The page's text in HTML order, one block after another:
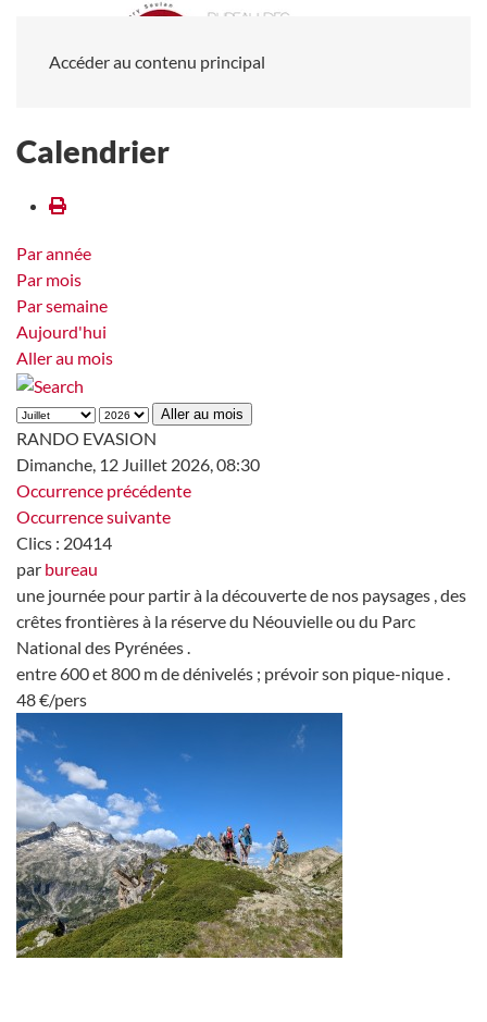
Accéder au contenu principal
Calendrier
Par année
Par mois
Par semaine
Aujourd'hui
Aller au mois
Aller au mois
RANDO EVASION
Dimanche, 12 Juillet 2026, 08:30
Occurrence précédente
Occurrence suivante
Clics : 20414
par bureau
une journée pour partir à la découverte de nos paysages , des
crêtes frontières à la réserve du Néouvielle ou du Parc
National des Pyrénées .
entre 600 et 800 m de dénivelés ; prévoir son pique-nique .
48 €/pers